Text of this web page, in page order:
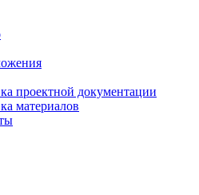
проектной документации
материалов